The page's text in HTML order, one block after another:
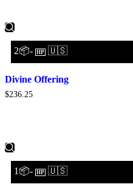
2📦- HP 🇺🇸
Divine Offering
$236.25
1📦- HP 🇺🇸